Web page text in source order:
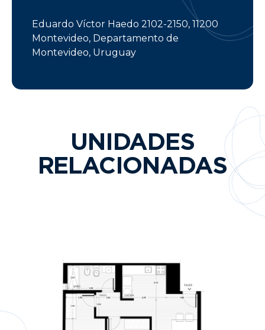
Eduardo Víctor Haedo 2102-2150, 11200
Montevideo, Departamento de
Montevideo, Uruguay
UNIDADES
RELACIONADAS